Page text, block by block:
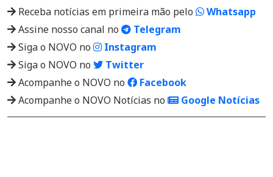
Receba notícias em primeira mão pelo
Whatsapp
Assine nosso canal no
Telegram
Siga o NOVO no
Instagram
Siga o NOVO no
Twitter
Acompanhe o NOVO no
Facebook
Acompanhe o NOVO Notícias no
Google Notícias